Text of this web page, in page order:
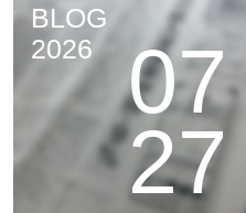
BLOG
2026
07
27